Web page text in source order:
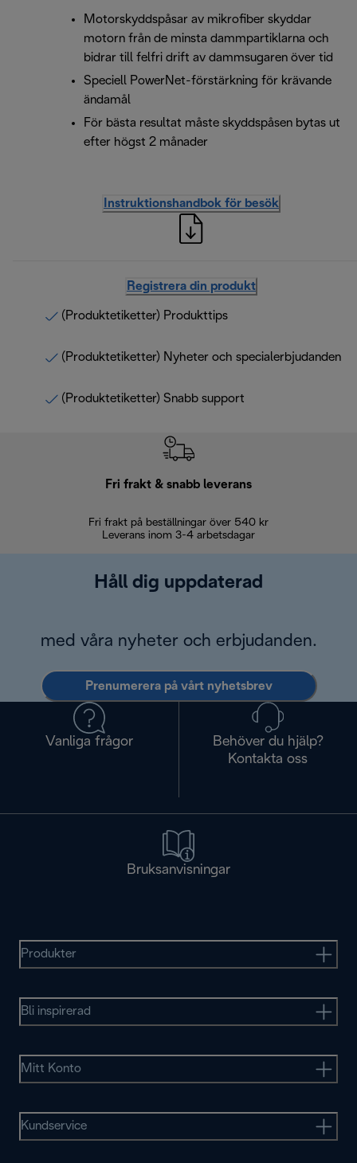
Motorskyddspåsar av mikrofiber skyddar
motorn från de minsta dammpartiklarna och
bidrar till felfri drift av dammsugaren över tid
Speciell PowerNet-förstärkning för krävande
ändamål
För bästa resultat måste skyddspåsen bytas ut
efter högst 2 månader
Instruktionshandbok för besök
Registrera din produkt
(Produktetiketter) Produkttips
(Produktetiketter) Nyheter och specialerbjudanden
(Produktetiketter) Snabb support
Fri frakt & snabb leverans
Fri frakt på beställningar över 540 kr
Leverans inom 3-4 arbetsdagar
Håll dig uppdaterad
med våra nyheter och erbjudanden.
Prenumerera på vårt nyhetsbrev
Vanliga frågor
Behöver du hjälp?
Kontakta oss
Bruksanvisningar
Produkter
Bli inspirerad
Mitt Konto
Kundservice